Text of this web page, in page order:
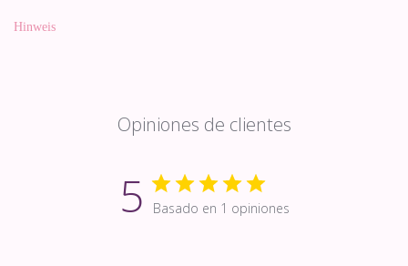
Hinweis
Opiniones de clientes
5 Basado en 1 opiniones